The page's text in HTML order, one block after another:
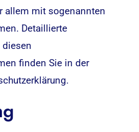
allem mit sogenannten
Detaillierte
finden Sie in der